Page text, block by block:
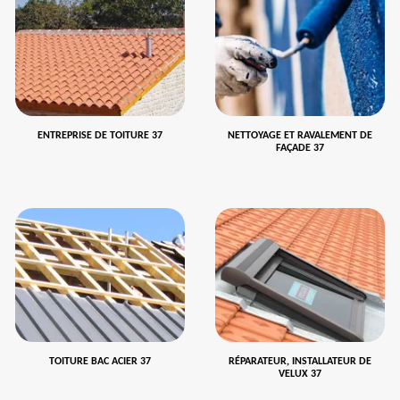
ENTREPRISE DE TOITURE 37
NETTOYAGE ET RAVALEMENT DE
FAÇADE 37
TOITURE BAC ACIER 37
RÉPARATEUR, INSTALLATEUR DE
VELUX 37